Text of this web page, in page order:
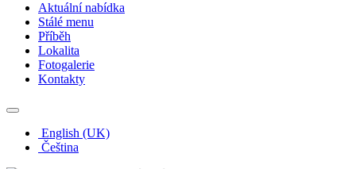
Aktuální nabídka
Stálé menu
Příběh
Lokalita
Fotogalerie
Kontakty
English (UK)
Čeština